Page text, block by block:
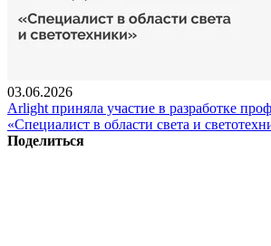
03.06.2026
Arlight приняла участие в разработке
«Специалист в области света и
Поделиться